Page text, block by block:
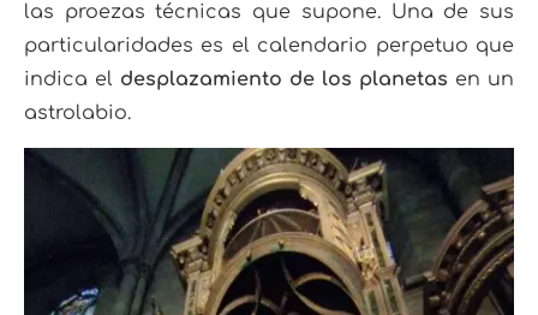
las proezas técnicas que supone. Una de sus
particularidades es el calendario perpetuo que
indica el desplazamiento de los planetas en un
astrolabio.